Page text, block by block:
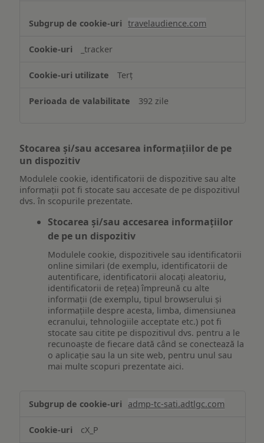
travelaudience.com
_tracker
Terț
392 zile
Stocarea și/sau accesarea informațiilor de pe
un dispozitiv
Modulele cookie, identificatorii de dispozitive sau alte
informații pot fi stocate sau accesate de pe dispozitivul
dvs. în scopurile prezentate.
Stocarea și/sau accesarea informațiilor
de pe un dispozitiv
Modulele cookie, dispozitivele sau identificatorii
online similari (de exemplu, identificatorii de
autentificare, identificatorii alocați aleatoriu,
identificatorii de rețea) împreună cu alte
informații (de exemplu, tipul browserului și
informațiile despre acesta, limba, dimensiunea
ecranului, tehnologiile acceptate etc.) pot fi
stocate sau citite pe dispozitivul dvs. pentru a le
recunoaște de fiecare dată când se conectează la
o aplicație sau la un site web, pentru unul sau
mai multe scopuri prezentate aici.
și/sau
informațiilor
admp-tc-sati.adtlgc.com
cX_P